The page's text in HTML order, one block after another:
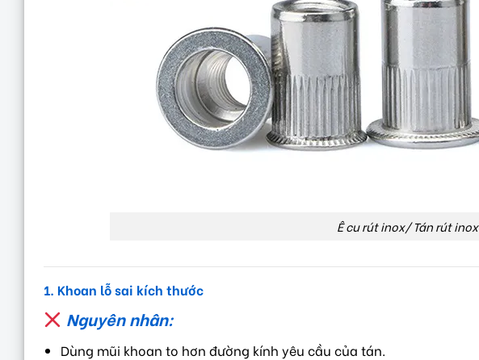
Ê cu rút inox/ Tán rút inox
1. Khoan lỗ sai kích thước
Nguyên nhân:
Dùng mũi khoan to hơn đường kính yêu cầu của tán.